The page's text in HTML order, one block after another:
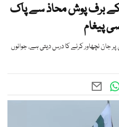
برف پوش محاذ سے پاک
پیغام
پر جان نچھاور کرنے کا درس دیتی ہے، جوانوں